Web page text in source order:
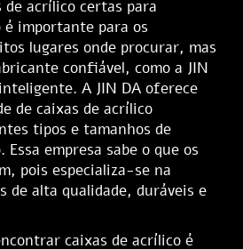
de acrílico certas para
importante para os
lugares onde procurar, mas
confiável, como a JIN
A JIN DA oferece
de caixas de acrílico
tipos e tamanhos de
empresa sabe o que os
pois especializa-se na
de alta qualidade, duráveis e
caixas de acrílico é